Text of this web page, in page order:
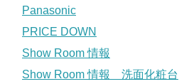
Panasonic
PRICE DOWN
Show Room 情報
Show Room 情報 洗面化粧台